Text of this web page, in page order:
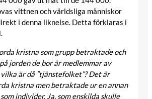
vittnen och världsliga människor
i denna liknelse. Detta förklaras i
kristna som grupp betraktade och
jorden de bor är medlemmar av
är då ”tjänstefolket”? Det är
kristna men betraktade ur en annan
individer. Ja, som enskilda skulle